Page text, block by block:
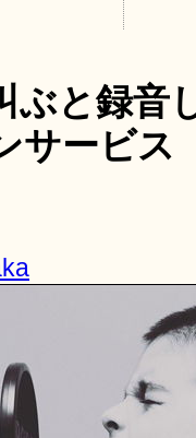
ぶと録音
サービス